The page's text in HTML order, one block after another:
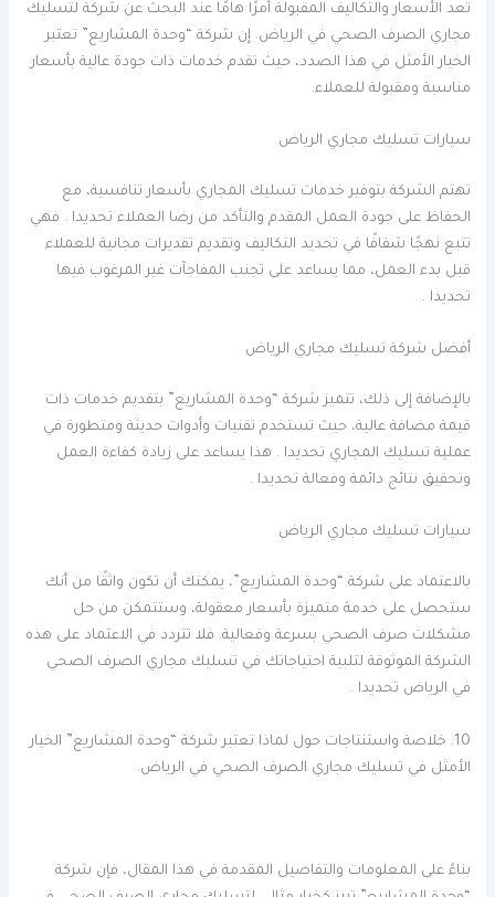
تعد الأسعار والتكاليف المقبولة أمرًا هامًا عند البحث عن شركة لتسليك
مجاري الصرف الصحي في الرياض. إن شركة “وحدة المشاريع” تعتبر
الخيار الأمثل في هذا الصدد، حيث تقدم خدمات ذات جودة عالية بأسعار
مناسبة ومقبولة للعملاء.
سيارات تسليك مجاري الرياض
تهتم الشركة بتوفير خدمات تسليك المجاري بأسعار تنافسية، مع
الحفاظ على جودة العمل المقدم والتأكد من رضا العملاء تحديدا . فهي
تتبع نهجًا شفافًا في تحديد التكاليف وتقديم تقديرات مجانية للعملاء
قبل بدء العمل، مما يساعد على تجنب المفاجآت غير المرغوب فيها
تحديدا .
أفضل شركة تسليك مجاري الرياض
بالإضافة إلى ذلك، تتميز شركة “وحدة المشاريع” بتقديم خدمات ذات
قيمة مضافة عالية، حيث تستخدم تقنيات وأدوات حديثة ومتطورة في
عملية تسليك المجاري تحديدا . هذا يساعد على زيادة كفاءة العمل
وتحقيق نتائج دائمة وفعالة تحديدا .
سيارات تسليك مجاري الرياض
بالاعتماد على شركة “وحدة المشاريع”، يمكنك أن تكون واثقًا من أنك
ستحصل على خدمة متميزة بأسعار معقولة، وستتمكن من حل
مشكلات صرف الصحي بسرعة وفعالية. فلا تتردد في الاعتماد على هذه
الشركة الموثوقة لتلبية احتياجاتك في تسليك مجاري الصرف الصحي
في الرياض تحديدا .
10. خلاصة واستنتاجات حول لماذا تعتبر شركة “وحدة المشاريع” الخيار
الأمثل في تسليك مجاري الصرف الصحي في الرياض.
بناءً على المعلومات والتفاصيل المقدمة في هذا المقال، فإن شركة